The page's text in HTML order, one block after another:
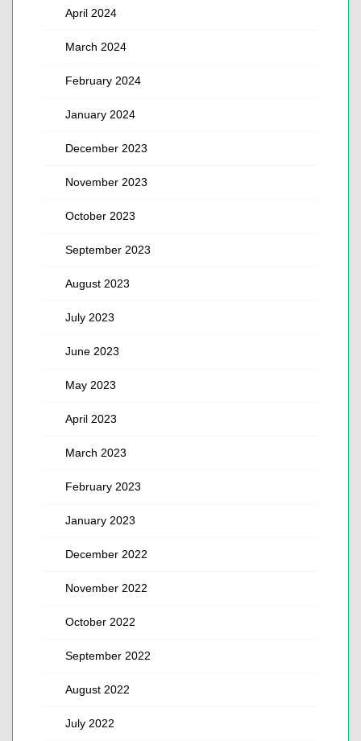
April 2024
March 2024
February 2024
January 2024
December 2023
November 2023
October 2023
September 2023
August 2023
July 2023
June 2023
May 2023
April 2023
March 2023
February 2023
January 2023
December 2022
November 2022
October 2022
September 2022
August 2022
July 2022